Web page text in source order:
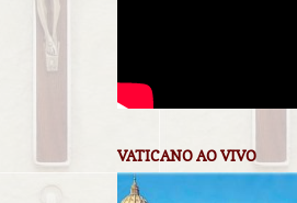
VATICANO AO VIVO